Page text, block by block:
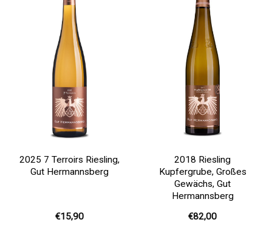
2025 7 Terroirs Riesling,
Gut Hermannsberg
€15,90
2018 Riesling
Kupfergrube, Großes
Gewächs, Gut
Hermannsberg
€82,00